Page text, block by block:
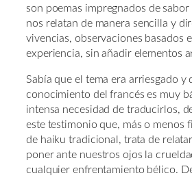
son poemas impregnados de
nos relatan de manera sencilla y
vivencias, observaciones basados
experiencia, sin añadir elementos
Sabía que el tema era arriesgado y
conocimiento del francés es muy
intensa necesidad de traducirlos,
este testimonio que, más o menos
de haiku tradicional, trata de
poner ante nuestros ojos la
cualquier enfrentamiento bélico.